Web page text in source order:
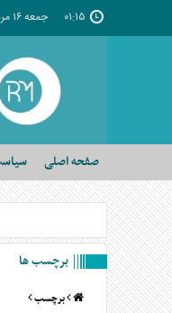
۰۱:۱۵ جمعه ۱۶ مرداد ۱۴۰۵
صفحه اصلی
برچسب ها
برچسب